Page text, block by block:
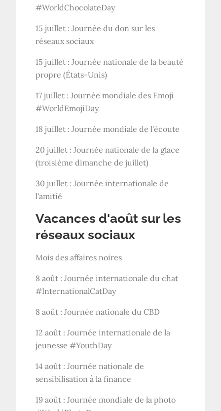
#WorldChocolateDay
15 juillet : Journée du don sur les
réseaux sociaux
15 juillet : Journée nationale de la beauté
propre (États-Unis)
17 juillet : Journée mondiale des Emoji
#WorldEmojiDay
18 juillet : Journée mondiale de l'écoute
20 juillet : Journée nationale de la glace
(troisième dimanche de juillet)
30 juillet : Journée internationale de
l'amitié
Vacances d'août sur les
réseaux sociaux
Mois des affaires noires
8 août : Journée internationale du chat
#InternationalCatDay
8 août : Journée nationale du CBD
12 août : Journée internationale de la
jeunesse #YouthDay
14 août : Journée nationale de
sensibilisation à la finance
19 août : Journée mondiale de la photo